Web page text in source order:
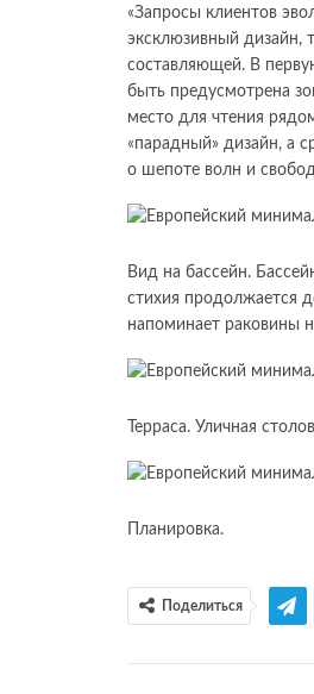
«Запросы клиентов
эксклюзивный дизайн,
составляющей. В
быть предусмотрена
место для чтения
«парадный» дизайн, а
о шепоте волн и
Вид на бассейн.
стихия продолжается
напоминает раковины
Терраса. Уличная
Планировка.
Поделиться